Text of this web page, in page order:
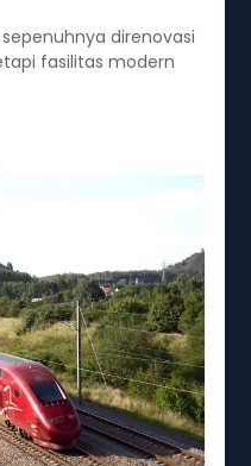
direnovasi
fasilitas modern